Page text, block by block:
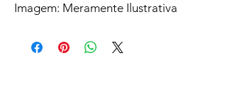
Imagem: Meramente Ilustrativa